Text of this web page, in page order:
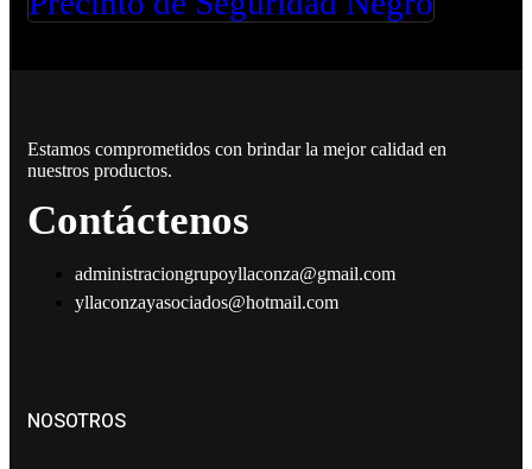
Estamos comprometidos con brindar la mejor calidad en
nuestros productos.
Contáctenos
administraciongrupoyllaconza@gmail.com
yllaconzayasociados@hotmail.com
NOSOTROS